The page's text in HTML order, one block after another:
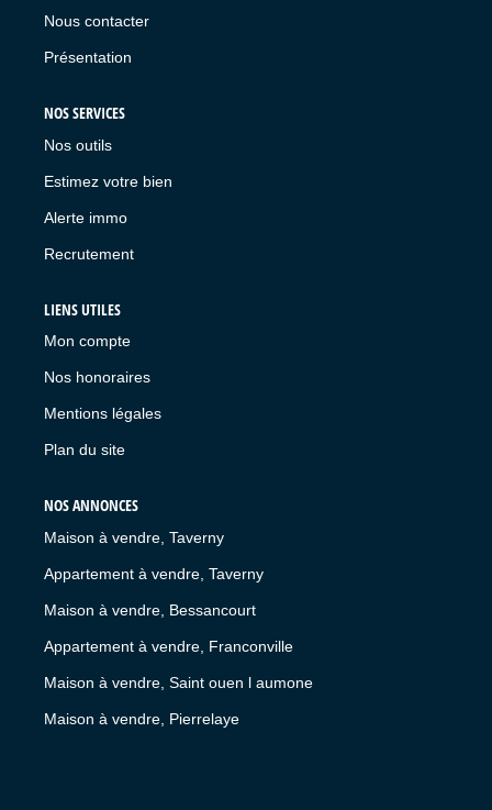
Nous contacter
Présentation
NOS SERVICES
Nos outils
Estimez votre bien
Alerte immo
Recrutement
LIENS UTILES
Mon compte
Nos honoraires
Mentions légales
Plan du site
NOS ANNONCES
Maison à vendre, Taverny
Appartement à vendre, Taverny
Maison à vendre, Bessancourt
Appartement à vendre, Franconville
Maison à vendre, Saint ouen l aumone
Maison à vendre, Pierrelaye